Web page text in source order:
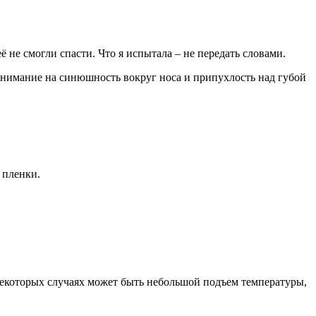
смогли спасти. Что я испытала – не передать словами.
на синюшность вокруг носа и припухлость над губой
случаях может быть небольшой подъем температуры,